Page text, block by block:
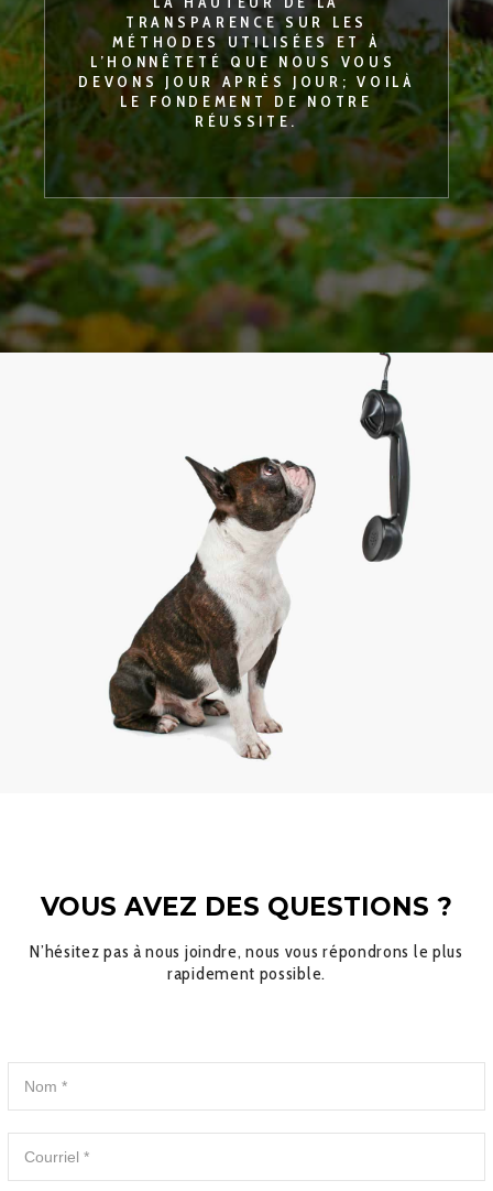
TRANSPARENCE SUR LES
MÉTHODES UTILISÉES ET À
L’HONNÊTETÉ QUE NOUS VOUS
DEVONS JOUR APRÈS JOUR; VOILÀ
LE FONDEMENT DE NOTRE
RÉUSSITE.
VOUS AVEZ DES QUESTIONS ?
N’hésitez pas à nous joindre, nous vous répondrons le plus
rapidement possible.